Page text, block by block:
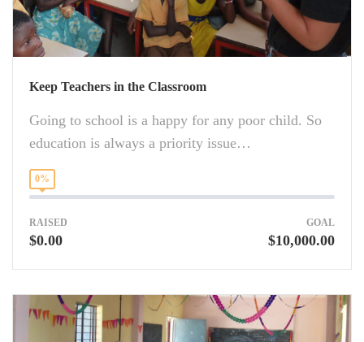
Keep Teachers in the Classroom
Going to school is a happy for any poor child. So
education is always a priority issue…
0%
RAISED
$0.00
GOAL
$10,000.00